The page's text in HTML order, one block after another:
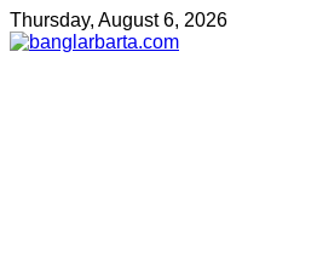
Thursday, August 6, 2026